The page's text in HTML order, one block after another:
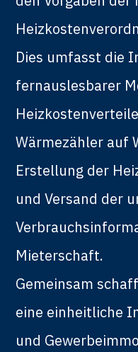
Dies umfasst die
fernauslesbarer
Wärmezähler auf
Erstellung der
und Versand der
Mieterschaft.
Gemeinsam
eine einheitliche
und